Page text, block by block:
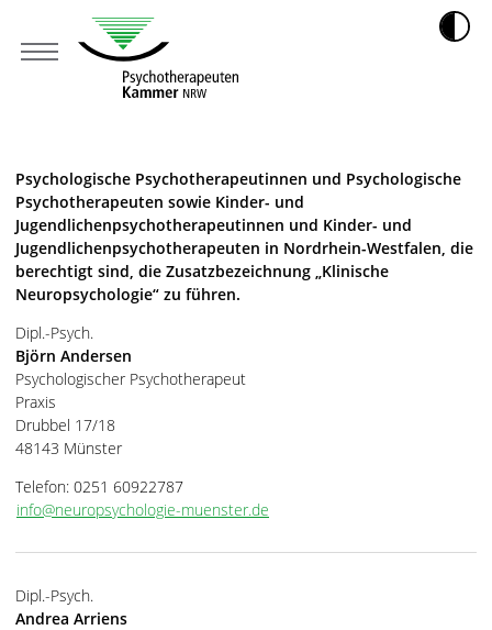
Psychologische Psychotherapeutinnen und Psychologische
Psychotherapeuten sowie Kinder- und
Jugendlichenpsychotherapeutinnen und Kinder- und
Jugendlichenpsychotherapeuten in Nordrhein-Westfalen, die
berechtigt sind, die Zusatzbezeichnung „Klinische
Neuropsychologie“ zu führen.
Dipl.-Psych.
Björn Andersen
Psychologischer Psychotherapeut
Praxis
Drubbel 17/18
48143 Münster
Telefon: 0251 60922787
info@neuropsychologie-muenster.de
Dipl.-Psych.
Andrea Arriens